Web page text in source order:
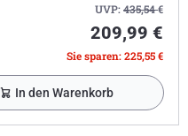
UVP:435,54€
209,99 €
Sie sparen: 225,55 €
In den Warenkorb